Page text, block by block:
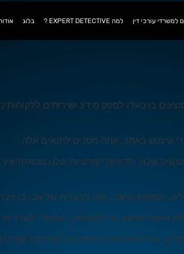
למשרדי עורכי דין למה EXPERT DETECTIVE ? בלוג
בו נועדו לספק מידע ושירותים
שימוש באתר, אתה מסכים לתנאים אלה.
שלנו. מדיניות הפרטיות שלנו מתארת
תמונות ועיצוב, הוא בבעלות של אבי בן זיקרי
אישור מראש. אין להעתיק, לשכפל, לשדר
אנו לא אחראים לתוכן או למדיניות